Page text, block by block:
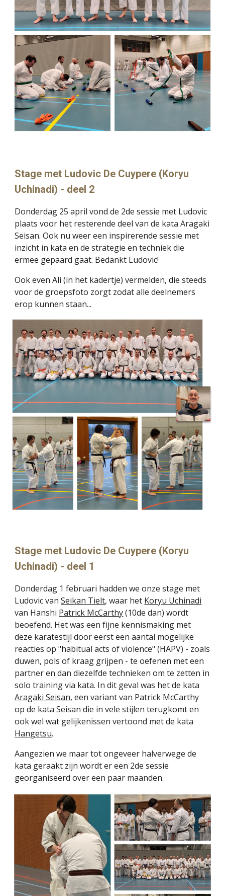
Stage met Ludovic De Cuypere (Koryu
Uchinadi) - deel 2
Donderdag 25 april vond de 2de sessie met Ludovic
plaats voor het resterende deel van de kata Aragaki
Seisan. Ook nu weer een inspirerende sessie met
inzicht in kata en de strategie en techniek die
ermee gepaard gaat. Bedankt Ludovic!
Ook even Ali (in het kadertje) vermelden, die steeds
voor de groepsfoto zorgt zodat alle deelnemers
erop kunnen staan...
Stage met Ludovic De Cuypere (Koryu
Uchinadi) - deel 1
Donderdag 1 februari hadden we onze stage met
Ludovic vanSeikan Tielt, waar het Koryu Uchinadi
van Hanshi Patrick McCarthy(10de dan) wordt
beoefend. Het was een fijne kennismaking met
deze karatestijl door eerst een aantal mogelijke
reacties op "habitual acts of violence" (HAPV) - zoals
duwen, pols of kraag grijpen - te oefenen met een
partner en dan diezelfde technieken om te zetten in
solo training via kata. In dit geval was het de kata
Aragaki Seisan, een variant van Patrick McCarthy
op de kataSeisan die in vele stijlen terugkomt en
ook wel wat gelijkenissen vertoond met de kata
Hangetsu.
Aangezien we maar tot ongeveer halverwege de
kata geraakt zijn wordt er een 2de sessie
georganiseerd over een paar maanden.